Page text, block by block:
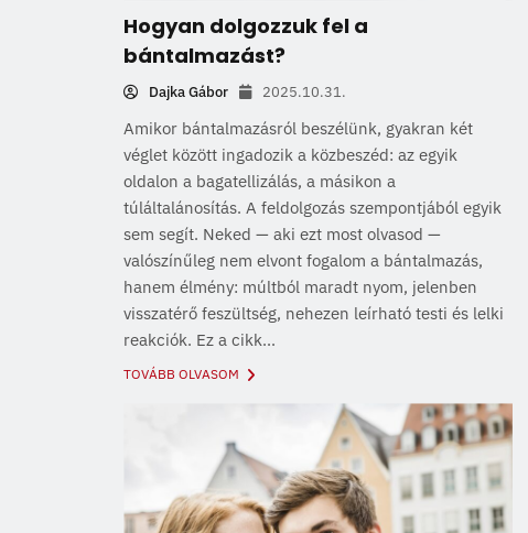
Hogyan dolgozzuk fel a
bántalmazást?
Dajka Gábor 2025.10.31.
Amikor bántalmazásról beszélünk, gyakran két
véglet között ingadozik a közbeszéd: az egyik
oldalon a bagatellizálás, a másikon a
túláltalánosítás. A feldolgozás szempontjából egyik
sem segít. Neked — aki ezt most olvasod —
valószínűleg nem elvont fogalom a bántalmazás,
hanem élmény: múltból maradt nyom, jelenben
visszatérő feszültség, nehezen leírható testi és lelki
reakciók. Ez a cikk...
TOVÁBB OLVASOM